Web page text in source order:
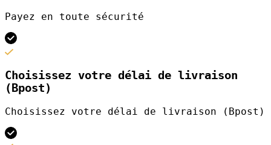
Payez en toute sécurité
Choisissez votre délai de livraison
(Bpost)
Choisissez votre délai de livraison (Bpost)